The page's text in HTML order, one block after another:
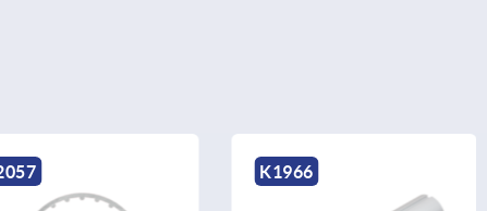
K1966